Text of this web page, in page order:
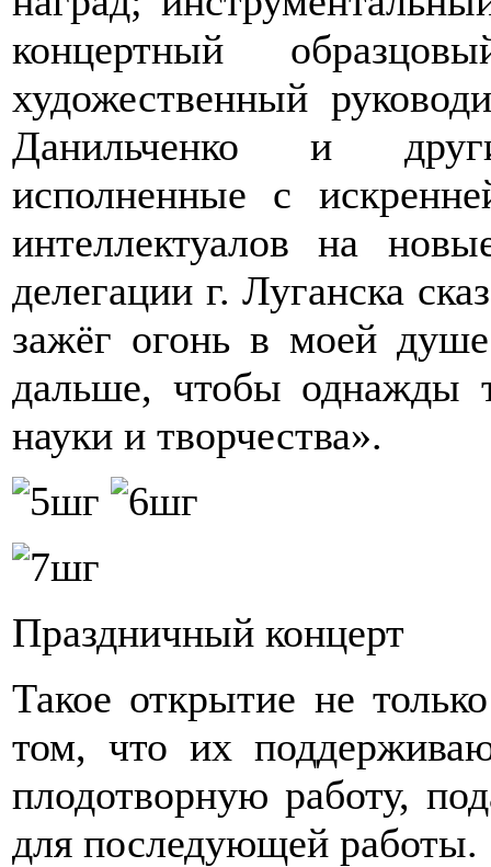
концертный
художественный
Данильченко и
исполненные с
интеллектуалов на
делегации г. Луганска
зажёг огонь в моей
дальше, чтобы однажды
науки и творчества».
Праздничный концерт
Такое открытие не
том, что их
плодотворную работу,
для последующей работы.